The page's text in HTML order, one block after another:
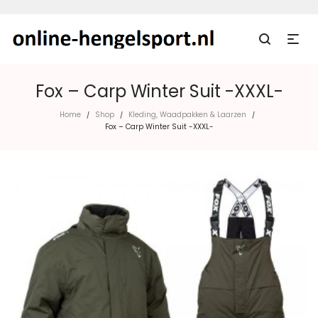
Fox – Carp Winter Suit -XXXL-
Home / Shop / Kleding, Waadpakken & Laarzen /
Fox – Carp Winter Suit -XXXL-